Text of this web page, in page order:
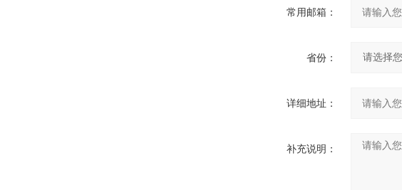
常用邮箱：
省份：
详细地址：
补充说明：